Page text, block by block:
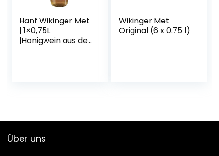
Hanf Wikinger Met
| 1×0,75L
|Honigwein aus der
Wikinger Met
Original (6 x 0.75 l)
Über uns